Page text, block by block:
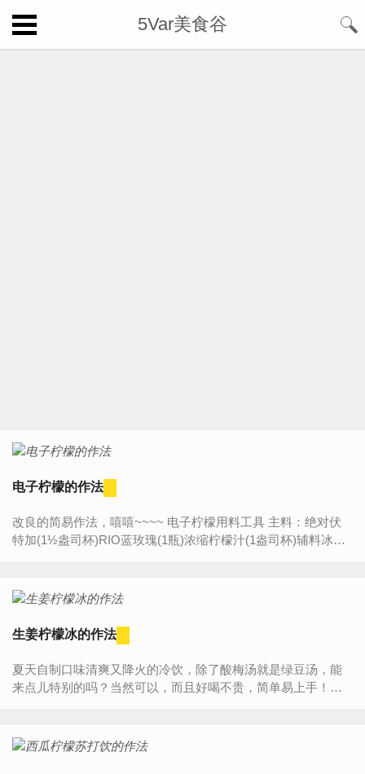
5Var美食谷
电子柠檬的作法
改良的简易作法，嘻嘻~~~~ 电子柠檬用料工具 主料：绝对伏
特加(1½盎司杯)RIO蓝玫瑰(1瓶)浓缩柠檬汁(1盎司杯)辅料冰块
生姜柠檬冰的作法
夏天自制口味清爽又降火的冷饮，除了酸梅汤就是绿豆汤，能
来点儿特别的吗？当然可以，而且好喝不贵，简单易上手！食